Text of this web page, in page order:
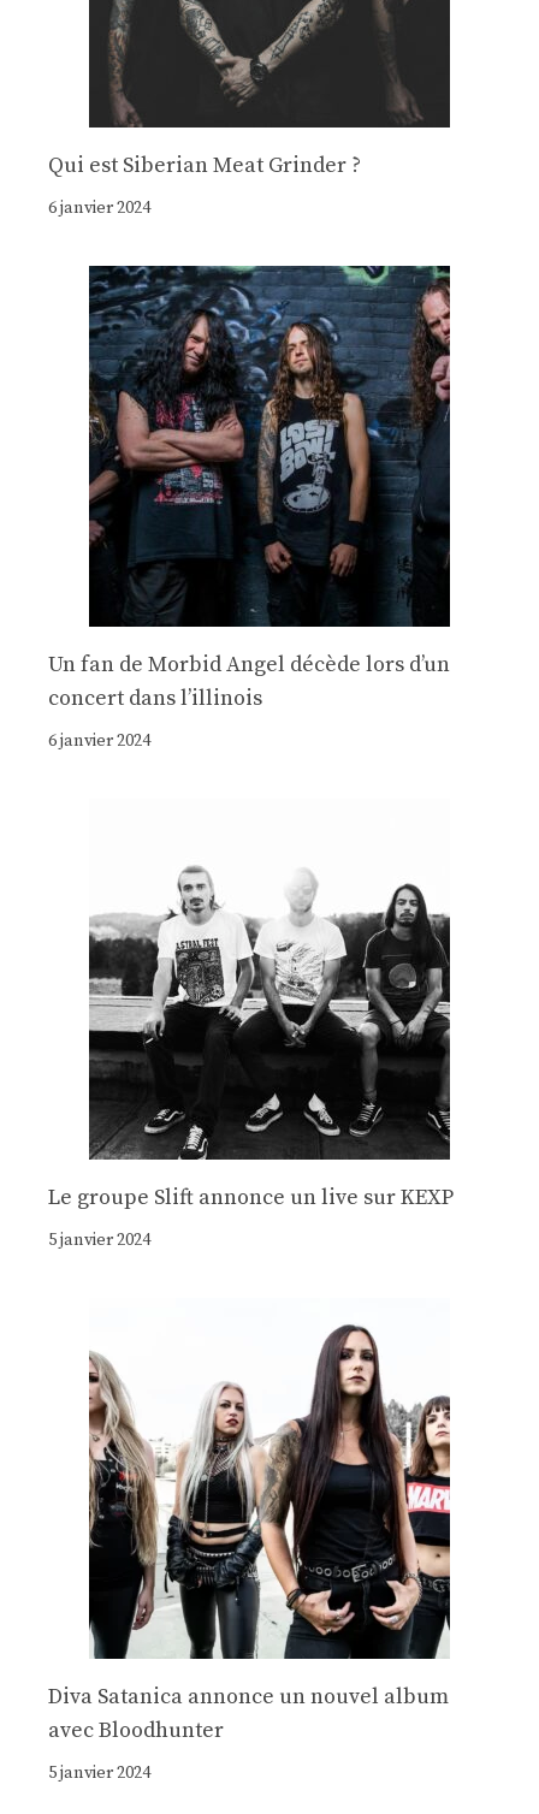
Qui est Siberian Meat Grinder ?
6 janvier 2024
Un fan de Morbid Angel décède lors d’un
concert dans l’illinois
6 janvier 2024
Le groupe Slift annonce un live sur KEXP
5 janvier 2024
Diva Satanica annonce un nouvel album
avec Bloodhunter
5 janvier 2024